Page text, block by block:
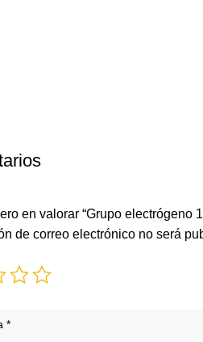
en valorar “Grupo electrógeno
de correo electrónico no será